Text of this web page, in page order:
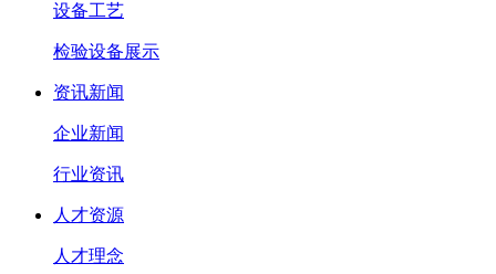
设备工艺
检验设备展示
资讯新闻
企业新闻
行业资讯
人才资源
人才理念